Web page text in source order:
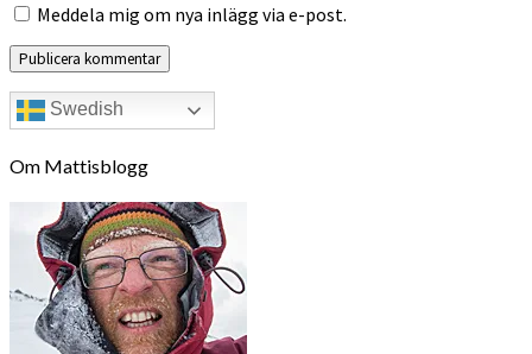
Meddela mig om nya inlägg via e-post.
Swedish
Om Mattisblogg